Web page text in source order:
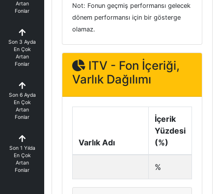
Artan
Fonlar
Son 3 Ayda
En Çok
Artan
Fonlar
Son 6 Ayda
En Çok
Artan
Fonlar
Son 1 Yılda
En Çok
Artan
Fonlar
Not: Fonun geçmiş performansı gelecek
dönem performansı için bir gösterge
olamaz.
ITV - Fon İçeriği,
Varlık Dağılımı
Varlık Adı
İçerik
Yüzdesi
(%)
%